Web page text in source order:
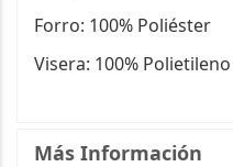
Forro: 100% Poliéster
Visera: 100% Polietileno
Más Información